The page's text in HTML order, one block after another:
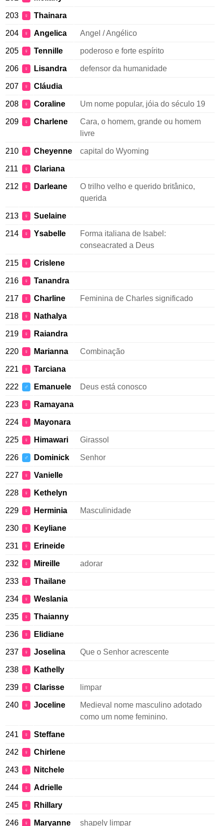
203 ♀ Thainara
204 ♀ Angelica Angel / Angélico
205 ♀ Tennille poderoso e forte espírito
206 ♀ Lisandra defensor da humanidade
207 ♀ Cláudia
208 ♀ Coraline Um nome popular, jóia do século 19
209 ♀ Charlene
Cara, o homem, grande ou homem
livre
210 ♀ Cheyenne capital do Wyoming
211 ♀ Clariana
212 ♀ Darleane
O trilho velho e querido britânico,
querida
213 ♀ Suelaine
214 ♀ Ysabelle
Forma italiana de Isabel:
conseacrated a Deus
215 ♀ Crislene
216 ♀ Tanandra
217 ♀ Charline Feminina de Charles significado
218 ♀ Nathalya
219 ♀ Raiandra
220 ♀ Marianna Combinação
221 ♀ Tarciana
222 ♂ Emanuele Deus está conosco
223 ♀ Ramayana
224 ♀ Mayonara
225 ♀ Himawari Girassol
226 ♂ Dominick Senhor
227 ♀ Vanielle
228 ♀ Kethelyn
229 ♀ Herminia Masculinidade
230 ♀ Keyliane
231 ♀ Erineide
232 ♀ Mireille adorar
233 ♀ Thailane
234 ♀ Weslania
235 ♀ Thaianny
236 ♀ Elidiane
237 ♀ Joselina Que o Senhor acrescente
238 ♀ Kathelly
239 ♀ Clarisse limpar
240 ♀ Joceline
Medieval nome masculino adotado
como um nome feminino.
241 ♀ Steffane
242 ♀ Chirlene
243 ♀ Nitchele
244 ♀ Adrielle
245 ♀ Rhillary
246 ♀ Maryanne shapely limpar